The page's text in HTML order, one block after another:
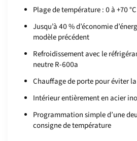
Plage de température : 0 à +70 °C
Jusqu’à 40 % d’économie
modèle précédent
Refroidissement avec le
neutre R-600a
Chauffage de porte pour éviter
Intérieur entièrement en acier
Programmation simple d’une
consigne de température